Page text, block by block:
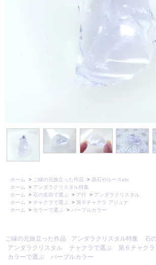
ホーム > ご縁の元旅立った作品 > 原石やルースetc
ホーム
> アンダラクリスタル特集
ホーム
> 石の名前で選ぶ > ア行 > アンダラクリスタル
ホーム
> チャクラで選ぶ > 第６チャクラ アジュナ
ホーム
> カラーで選ぶ > パープルカラー
ご縁の元旅立った作品 アンダラクリスタル特集 石
アンダラクリスタル
チャクラで選ぶ
第６チャク
カラーで選ぶ
パープルカラー